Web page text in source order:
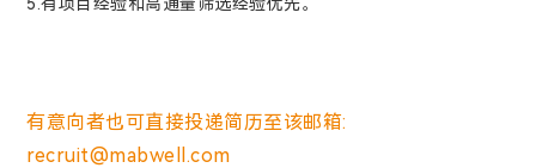
有意向者也可直接投递简历至该邮箱:
recruit@mabwell.com